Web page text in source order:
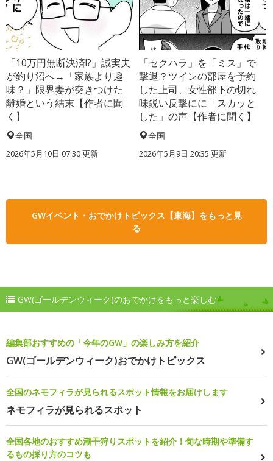
「10万円無断決済!?」誠実夫
が釣り沼へ→「家族より趣
味？」限界妻が突きつけた
離婚という結末【作者に聞
く】
全国
2026年5月10日 07:30 更新
「セクハラ」を「ミス」で
撃退？ツインの部屋を予約
した上司、女性部下の切れ
味鋭い反撃にに「スカッと
した」の声【作者に聞く】
全国
2026年5月9日 20:35 更新
GWイベント・おでかけトピックス【東海】をもっと見
る
GW(ゴールデンウィーク)のおでかけをもっと楽しむ
編集部おすすめの「今年のGW」の楽しみ方を紹介
GW(ゴールデンウィーク)おでかけトピックス
全国のネモフィラが見られるスポット情報をお届けします
ネモフィラが見られるスポット
全国各地のおすすめ潮干狩りスポットを紹介！旬な時期や準備す
るもの採り方のコツも